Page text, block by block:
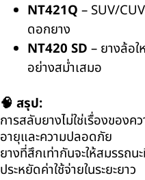
NT421Q – SUV/CUV
ดอกยาง
NT420 SD – ยางล้อ
อย่างสม่ำเสมอ
🧠 สรุป:
การสลับยางไม่ใช่เรื่องของค
อายุและความปลอดภัย
ยางที่สึกเท่ากันจะให้สมรรถ
ประหยัดค่าใช้จ่ายในระยะยาว